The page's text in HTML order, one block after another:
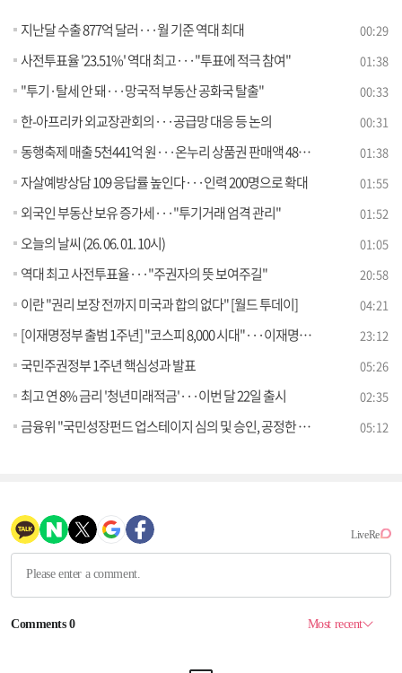
지난달 수출 877억 달러···월 기준 역대 최대 00:29
사전투표율 '23.51%' 역대 최고···"투표에 적극 참여" 01:38
"투기·탈세 안 돼···망국적 부동산 공화국 탈출" 00:33
한-아프리카 외교장관회의···공급망 대응 등 논의 00:31
동행축제 매출 5천441억 원···온누리 상품권 판매액 48%↑ 01:38
자살예방상담 109 응답률 높인다···인력 200명으로 확대 01:55
외국인 부동산 보유 증가세···"투기거래 엄격 관리" 01:52
오늘의 날씨 (26. 06. 01. 10시) 01:05
역대 최고 사전투표율···"주권자의 뜻 보여주길" 20:58
이란 "권리 보장 전까지 미국과 합의 없다" [월드 투데이] 04:21
[이재명정부 출범 1주년] "코스피 8,000 시대"···이재명정부 1년 경제 성과는? 23:12
국민주권정부 1주년 핵심성과 발표 05:26
최고 연 8% 금리 '청년미래적금'···이번 달 22일 출시 02:35
금융위 "국민성장펀드 업스테이지 심의 및 승인, 공정한 절차 따라 이뤄져" [정책 바로보기] 05:12